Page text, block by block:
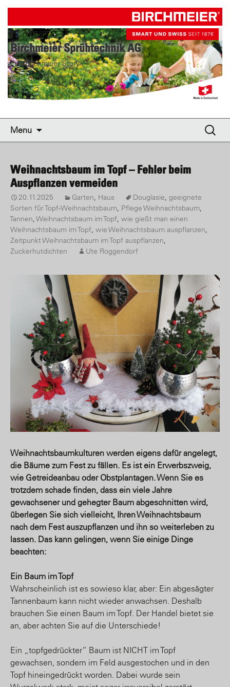
Birchmeier Sprühtechnik AG
Ihre Birchmeier Story
birchmeier.com
Menu
Suche
nach:
Weihnachtsbaum im Topf – Fehler beim
Auspflanzen vermeiden
20.11.2025 Garten, Haus Douglasie, geeignete
Sorten für Topf-Weihnachtsbaum, Pflege Weihnachtsbaum,
Tannen,Weihnachtsbaum im Topf, wie gießt man einen
Weihnachtsbaum im Topf, wie Weihnachtsbaum auspflanzen,
Zeitpunkt Weihnachtsbaum im Topf auspflanzen,
Zuckerhutdichten
Ute Roggendorf
Weihnachtsbaumkulturen werden eigens dafür angelegt,
die Bäume zum Fest zu fällen. Es ist ein Erwerbszweig,
wie Getreideanbau oder Obstplantagen. Wenn Sie es
trotzdem schade finden, dass ein viele Jahre
gewachsener und gehegter Baum abgeschnitten wird,
überlegen Sie sich vielleicht, Ihren Weihnachtsbaum
nach dem Fest auszupflanzen und ihn so weiterleben zu
lassen. Das kann gelingen, wenn Sie einige Dinge
beachten:
Ein Baum im Topf
Wahrscheinlich ist es sowieso klar, aber: Ein abgesägter
Tannenbaum kann nicht wieder anwachsen. Deshalb
brauchen Sie einen Baum im Topf. Der Handel bietet sie
an, aber achten Sie auf die Unterschiede!
Ein „topfgedrückter“ Baum ist NICHT im Topf
gewachsen, sondern im Feld ausgestochen und in den
Topf hineingedrückt worden. Dabei wurde sein